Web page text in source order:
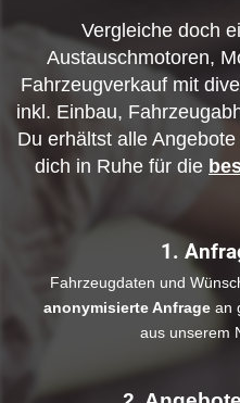
Vergleiche doch
Austauschmotoren,
Fahrzeugverkauf mit
inkl. Einbau,
Du erhältst alle
dich in Ruhe für die
1.
Fahrzeugdaten und
anonymisierte Anfrage an
aus unserem